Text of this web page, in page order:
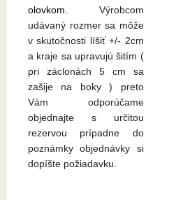
olovkom. Výrobcom
udávaný rozmer sa môže
v skutočnosti líšiť +/- 2cm
a kraje sa upravujú šitím (
pri záclonách 5 cm sa
zašije na boky ) preto
Vám odporúčame
objednajte s určitou
rezervou prípadne do
poznámky objednávky si
dopíšte požiadavku.